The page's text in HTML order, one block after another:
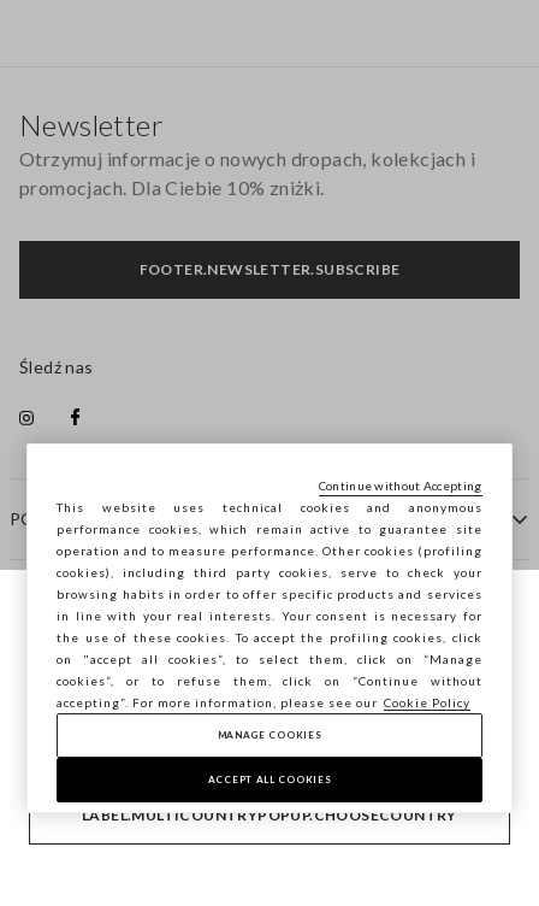
POMOC
FIRMA
KONTAKTY
Newsletter
Otrzymuj informacje o nowych dropach, kolekcjach i
promocjach. Dla Ciebie 10% zniżki.
FOOTER.NEWSLETTER.SUBSCRIBE
Śledź nas
Copyright © Ovs S.p.A. P.Iva 04240010274 - Cap. Soc.
290.923.470 -2.4.0
Przeglądasz STEFANEL Italia, chcesz
zapisać swoją lokalizację?
POTWIERDŹ
LABEL.MULTICOUNTRYPOPUP.CHOOSECOUNTRY
footer.item.country Polska
This website uses technical cookies and anonymous
performance cookies, which remain active to guarantee site
operation and to measure performance. Other cookies (profiling
cookies), including third party cookies, serve to check your
browsing habits in order to offer specific products and services
in line with your real interests. Your consent is necessary for
the use of these cookies. To accept the profiling cookies, click
on "accept all cookies”, to select them, click on “Manage
cookies”, or to refuse them, click on “Continue without
accepting”. For more information, please see our Cookie Policy
MANAGE COOKIES
ACCEPT ALL COOKIES
Continue without Accepting